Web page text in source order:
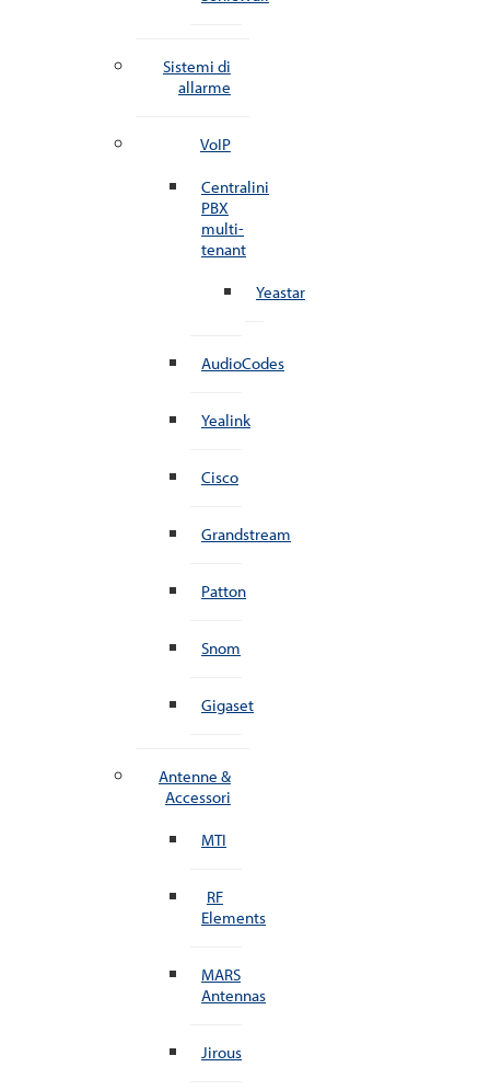
Sistemi di
allarme
VoIP
Centralini
PBX
multi-
tenant
Yeastar
AudioCodes
Yealink
Cisco
Grandstream
Patton
Snom
Gigaset
Antenne &
Accessori
MTI
RF
Elements
MARS
Antennas
Jirous